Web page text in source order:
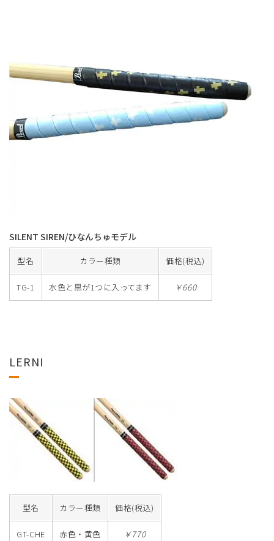
SILENT SIREN/ひなんちゅモデル
型名 カラー種類 価格(税込)
TG-1 水色と黒が1つに入ってます ￥660
LERNI
型名 カラー種類 価格(税込)
GT-CHE 赤色・黄色 ￥770